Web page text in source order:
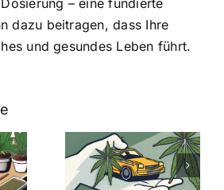
dazu beitragen, dass Ihre
und gesundes Leben führt.
über
Cannabis
Samen
kaufen: Alles